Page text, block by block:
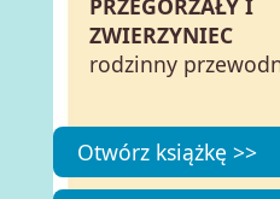
PRZEGORZAŁY I
ZWIERZYNIEC
rodzinny
Otwórz książkę >>